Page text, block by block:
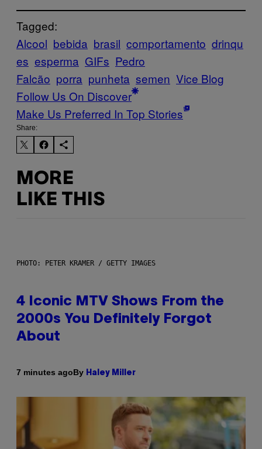
Tagged:
Alcool bebida brasil comportamento drinqu
es esperma GIFs Pedro
Falcão porra punheta semen Vice Blog
Follow Us On Discover
Make Us Preferred In Top Stories
Share:
MORE
LIKE THIS
PHOTO: PETER KRAMER / GETTY IMAGES
4 Iconic MTV Shows From the
2000s You Definitely Forgot
About
7 minutes agoBy Haley Miller